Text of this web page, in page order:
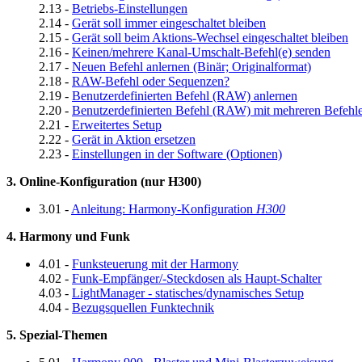
2.13 - Betriebs-Einstellungen
2.14 - Gerät soll immer eingeschaltet bleiben
2.15 - Gerät soll beim Aktions-Wechsel eingeschaltet bleiben
2.16 - Keinen/mehrere Kanal-Umschalt-Befehl(e) senden
2.17 - Neuen Befehl anlernen (Binär; Originalformat)
2.18 - RAW-Befehl oder Sequenzen?
2.19 - Benutzerdefinierten Befehl (RAW) anlernen
2.20 - Benutzerdefinierten Befehl (RAW) mit mehreren
2.21 - Erweitertes Setup
2.22 - Gerät in Aktion ersetzen
2.23 - Einstellungen in der Software (Optionen)
3. Online-Konfiguration (nur H300)
3.01 -Anleitung: Harmony-Konfiguration H300
4. Harmony und Funk
4.01 - Funksteuerung mit der Harmony
4.02 - Funk-Empfänger/-Steckdosen als Haupt-Schalter
4.03 - LightManager - statisches/dynamisches Setup
4.04 - Bezugsquellen Funktechnik
5. Spezial-Themen